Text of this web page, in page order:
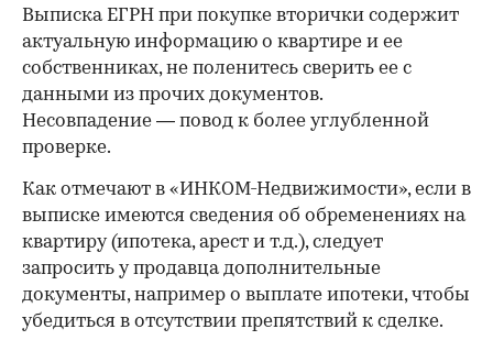
Выписка ЕГРН при покупке вторички содержит
актуальную информацию о квартире и ее
собственниках, не поленитесь сверить ее с
данными из прочих документов.
Несовпадение — повод к более углубленной
проверке.
Как отмечают в «ИНКОМ-Недвижимости», если в
выписке имеются сведения об обременениях на
квартиру (ипотека, арест и т.д.), следует
запросить у продавца дополнительные
документы, например о выплате ипотеки, чтобы
убедиться в отсутствии препятствий к сделке.